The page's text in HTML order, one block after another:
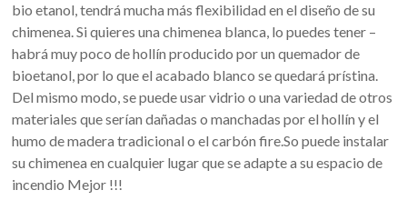
bio etanol, tendrá mucha más flexibilidad en el diseño de su
chimenea. Si quieres una chimenea blanca, lo puedes tener –
habrá muy poco de hollín producido por un quemador de
bioetanol, por lo que el acabado blanco se quedará prístina.
Del mismo modo, se puede usar vidrio o una variedad de otros
materiales que serían dañadas o manchadas por el hollín y el
humo de madera tradicional o el carbón fire.So puede instalar
su chimenea en cualquier lugar que se adapte a su espacio de
incendio Mejor !!!